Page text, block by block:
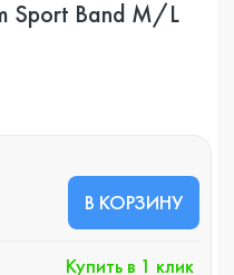
Sport Band M/L
В КОРЗИНУ
Купить в 1 клик